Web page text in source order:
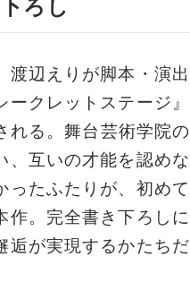
ろし
渡辺えりが脚本・演出
クレットステージ』
れる。舞台芸術学院の
、互いの才能を認めな
ったふたりが、初めて
作。完全書き下ろしに
逅が実現するかたちだ